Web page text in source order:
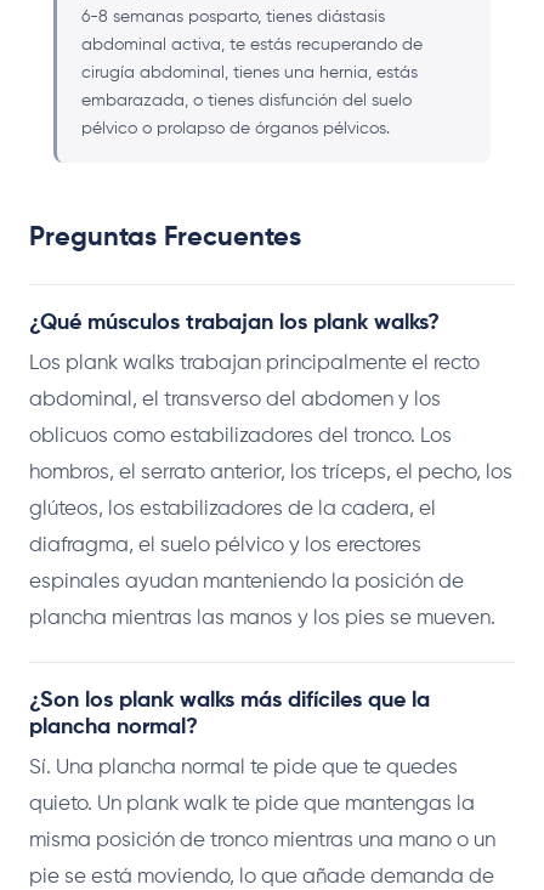
6-8 semanas posparto, tienes diástasis
abdominal activa, te estás recuperando de
cirugía abdominal, tienes una hernia, estás
embarazada, o tienes disfunción del suelo
pélvico o prolapso de órganos pélvicos.
Preguntas Frecuentes
¿Qué músculos trabajan los plank walks?
Los plank walks trabajan principalmente el recto
abdominal, el transverso del abdomen y los
oblicuos como estabilizadores del tronco. Los
hombros, el serrato anterior, los tríceps, el pecho, los
glúteos, los estabilizadores de la cadera, el
diafragma, el suelo pélvico y los erectores
espinales ayudan manteniendo la posición de
plancha mientras las manos y los pies se mueven.
¿Son los plank walks más difíciles que la
plancha normal?
Sí. Una plancha normal te pide que te quedes
quieto. Un plank walk te pide que mantengas la
misma posición de tronco mientras una mano o un
pie se está moviendo, lo que añade demanda de